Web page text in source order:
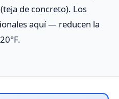
de concreto). Los
aquí — reducen la